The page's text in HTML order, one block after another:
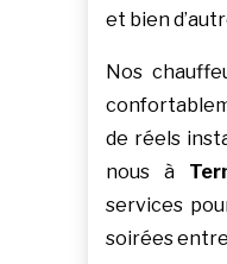
et bien
Nos
de réels
nous à
services
soirées